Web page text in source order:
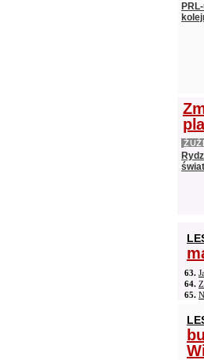
63.
64.
65.